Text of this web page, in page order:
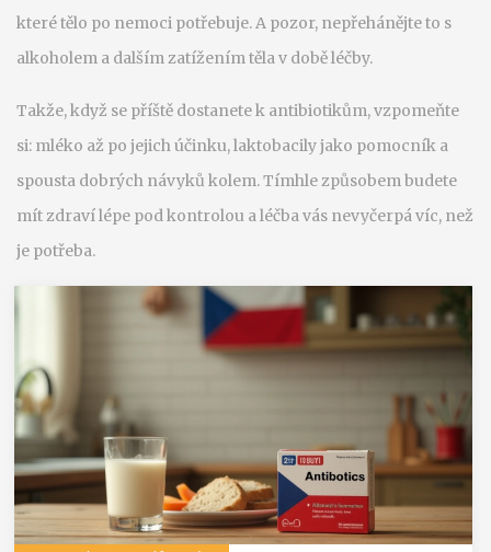
které tělo po nemoci potřebuje. A pozor, nepřehánějte to s
alkoholem a dalším zatížením těla v době léčby.
Takže, když se příště dostanete k antibiotikům, vzpomeňte
si: mléko až po jejich účinku, laktobacily jako pomocník a
spousta dobrých návyků kolem. Tímhle způsobem budete
mít zdraví lépe pod kontrolou a léčba vás nevyčerpá víc, než
je potřeba.